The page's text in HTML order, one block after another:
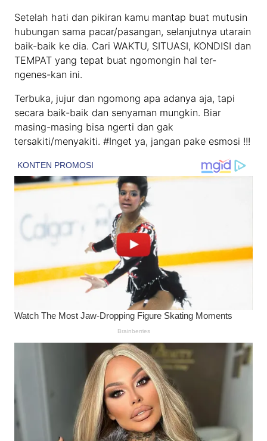
Setelah hati dan pikiran kamu mantap buat mutusin
hubungan sama pacar/pasangan, selanjutnya utarain
baik-baik ke dia. Cari WAKTU, SITUASI, KONDISI dan
TEMPAT yang tepat buat ngomongin hal ter-
ngenes-kan ini.
Terbuka, jujur dan ngomong apa adanya aja, tapi
secara baik-baik dan senyaman mungkin. Biar
masing-masing bisa ngerti dan gak
tersakiti/menyakiti. #Inget ya, jangan pake esmosi !!!